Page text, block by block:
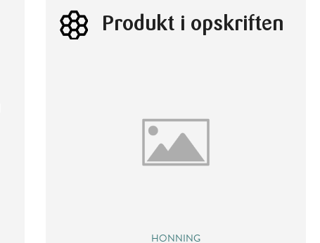
Produkt i opskriften
HONNING